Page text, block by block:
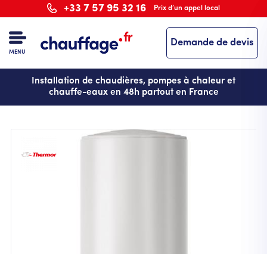
au
contenu
principal
+33 7 57 95 32 16 Prix d’un appel local
MENU
Demande de devis
Installation de chaudières, pompes à chaleur et
chauffe-eaux en 48h partout en France